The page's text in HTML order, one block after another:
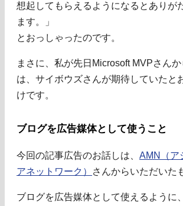
想起してもらえるようになるとありが
ます。」
とおっしゃったのです。
まさに、私が先日Microsoft MVPさん
は、サイボウズさんが期待していたと
けです。
ブログを広告媒体として使うこと
今回の記事広告のお話しは、 AMN（ア
アネットワーク）
さんからいただいた
ブログを広告媒体として使えるように